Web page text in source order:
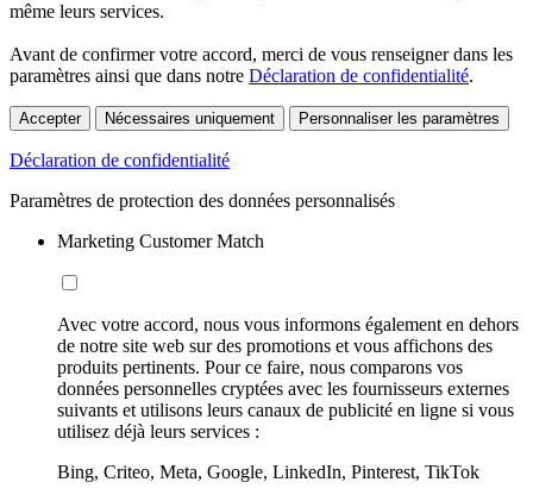
même leurs services.
Avant de confirmer votre accord, merci de vous renseigner dans les
paramètres ainsi que dans notre Déclaration de confidentialité.
Accepter Nécessaires uniquement Personnaliser les paramètres
Déclaration de confidentialité
Paramètres de protection des données personnalisés
Marketing Customer Match
Avec votre accord, nous vous informons également en dehors
de notre site web sur des promotions et vous affichons des
produits pertinents. Pour ce faire, nous comparons vos
données personnelles cryptées avec les fournisseurs externes
suivants et utilisons leurs canaux de publicité en ligne si vous
utilisez déjà leurs services :
Bing, Criteo, Meta, Google, LinkedIn, Pinterest, TikTok